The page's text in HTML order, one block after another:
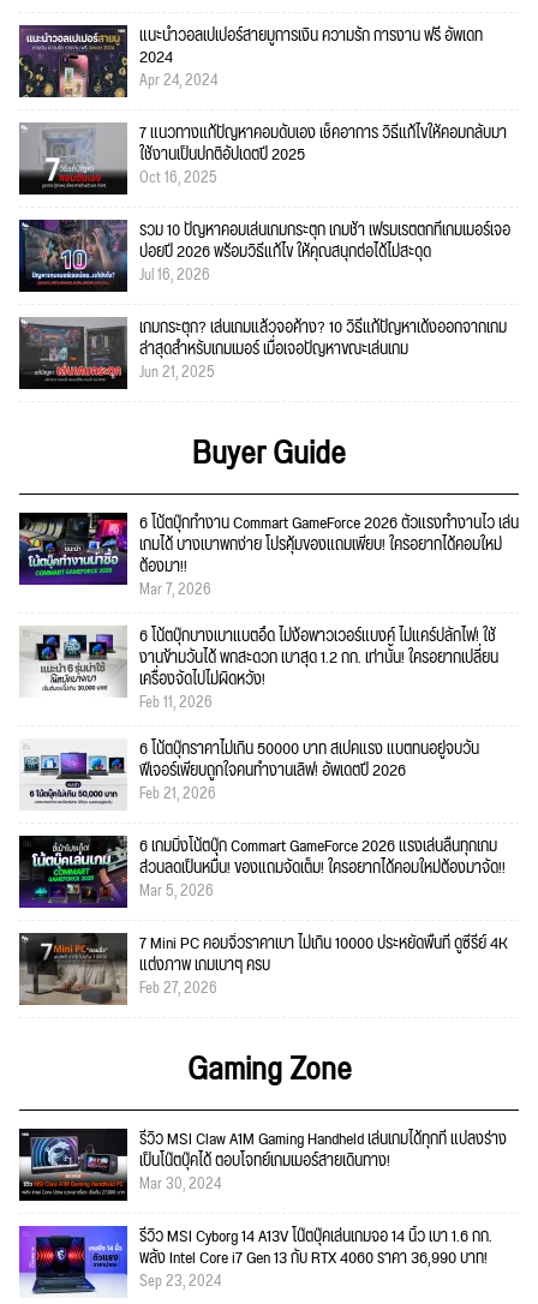
แนะนำวอลเปเปอร์สายมูการเงิน ความรัก การงาน ฟรี อัพเดท
2024
Apr 24, 2024
7 แนวทางแก้ปัญหาคอมดับเอง เช็คอาการ วิธีแก้ไขให้คอมกลับมา
ใช้งานเป็นปกติอัปเดตปี 2025
Oct 16, 2025
รวม 10 ปัญหาคอมเล่นเกมกระตุก เกมช้า เฟรมเรตตกที่เกมเมอร์เจอ
บ่อยปี 2026 พร้อมวิธีแก้ไข ให้คุณสนุกต่อได้ไม่สะดุด
Jul 16, 2026
เกมกระตุก? เล่นเกมแล้วจอค้าง? 10 วิธีแก้ปัญหาเด้งออกจากเกม
ล่าสุดสำหรับเกมเมอร์ เมื่อเจอปัญหาขณะเล่นเกม
Jun 21, 2025
Buyer Guide
6 โน้ตบุ๊กทำงาน Commart GameForce 2026 ตัวแรงทำงานไว เล่น
เกมได้ บางเบาพกง่าย โปรคุ้มของแถมเพียบ! ใครอยากได้คอมใหม่
ต้องมา!!
Mar 7, 2026
6 โน้ตบุ๊กบางเบาแบตอึด ไม่ง้อพาวเวอร์แบงค์ ไม่แคร์ปลั๊กไฟ! ใช้
งานข้ามวันได้ พกสะดวก เบาสุด 1.2 กก. เท่านั้น! ใครอยากเปลี่ยน
เครื่องจัดไปไม่ผิดหวัง!
Feb 11, 2026
6 โน้ตบุ๊กราคาไม่เกิน 50000 บาท สเปคแรง แบตทนอยู่จบวัน
ฟีเจอร์เพียบถูกใจคนทำงานเลิฟ! อัพเดตปี 2026
Feb 21, 2026
6 เกมมิ่งโน้ตบุ๊ก Commart GameForce 2026 แรงเล่นลื่นทุกเกม
ส่วนลดเป็นหมื่น! ของแถมจัดเต็ม! ใครอยากได้คอมใหม่ต้องมาจัด!!
Mar 5, 2026
7 Mini PC คอมจิ๋วราคาเบา ไม่เกิน 10000 ประหยัดพื้นที่ ดูซีรีย์ 4K
แต่งภาพ เกมเบาๆ ครบ
Feb 27, 2026
Gaming Zone
รีวิว MSI Claw A1M Gaming Handheld เล่นเกมได้ทุกที่ แปลงร่าง
เป็นโน๊ตบุ๊คได้ ตอบโจทย์เกมเมอร์สายเดินทาง!
Mar 30, 2024
รีวิว MSI Cyborg 14 A13V โน๊ตบุ๊คเล่นเกมจอ 14 นิ้ว เบา 1.6 กก.
พลัง Intel Core i7 Gen 13 กับ RTX 4060 ราคา 36,990 บาท!
Sep 23, 2024